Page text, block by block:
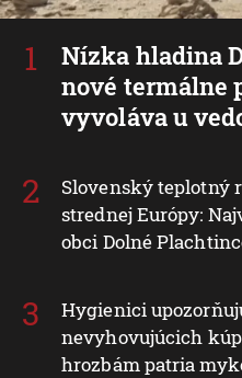
Nízka hladina
nové termálne
vyvoláva u
Slovenský teplotný
strednej Európy:
obci Dolné
Hygienici
nevyhovujúcich
hrozbám patria